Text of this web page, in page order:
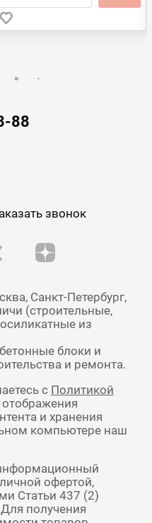
88
звонок
Санкт-Петербург,
(строительные,
из
блоки и
и ремонта.
с Политикой
и хранения
компьютере наш
офертой,
Статьи 437 (2)
получения